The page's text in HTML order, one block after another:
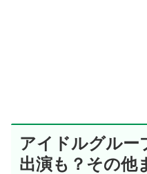
アイドルグルー
出演も？その他